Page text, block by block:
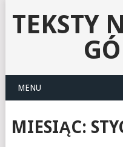
TEKSTY
MENU
MIESIĄC: